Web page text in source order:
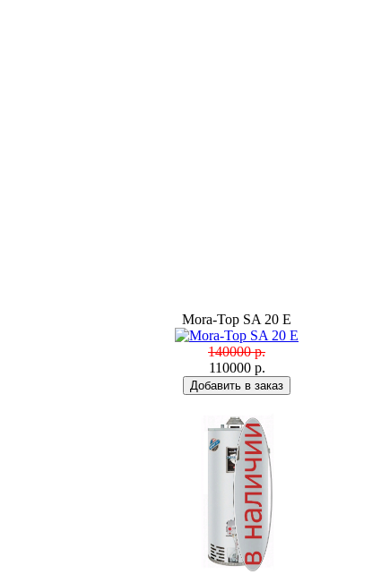
Mora-Top SA 20 E
140000 р.
110000 р.